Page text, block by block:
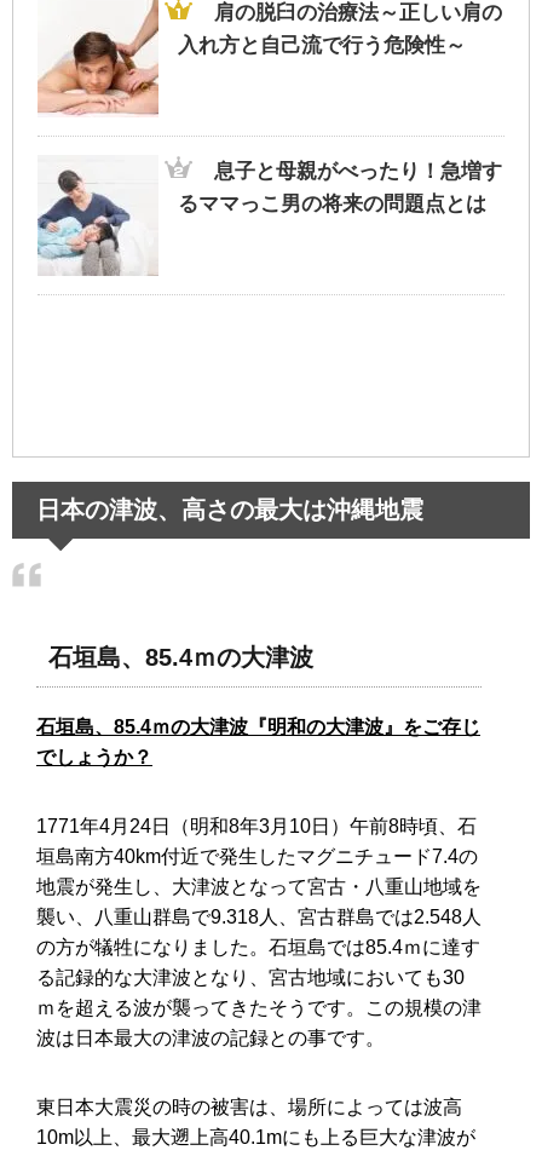
肩の脱臼の治療法～正しい肩の
入れ方と自己流で行う危険性～
息子と母親がべったり！急増す
るママっこ男の将来の問題点とは
日本の津波、高さの最大は沖縄地震
石垣島、85.4ｍの大津波
石垣島、85.4ｍの大津波『明和の大津波』をご存じ
でしょうか？
1771年4月24日（明和8年3月10日）午前8時頃、石
垣島南方40km付近で発生したマグニチュード7.4の
地震が発生し、大津波となって宮古・八重山地域を
襲い、八重山群島で9.318人、宮古群島では2.548人
の方が犠牲になりました。石垣島では85.4ｍに達す
る記録的な大津波となり、宮古地域においても30
ｍを超える波が襲ってきたそうです。この規模の津
波は日本最大の津波の記録との事です。
東日本大震災の時の被害は、場所によっては波高
10m以上、最大遡上高40.1mにも上る巨大な津波が